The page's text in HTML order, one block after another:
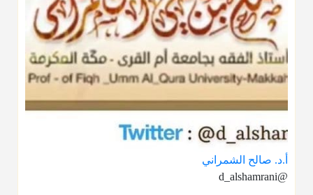
أ.د. صالح الشمراني
@d_alshamrani